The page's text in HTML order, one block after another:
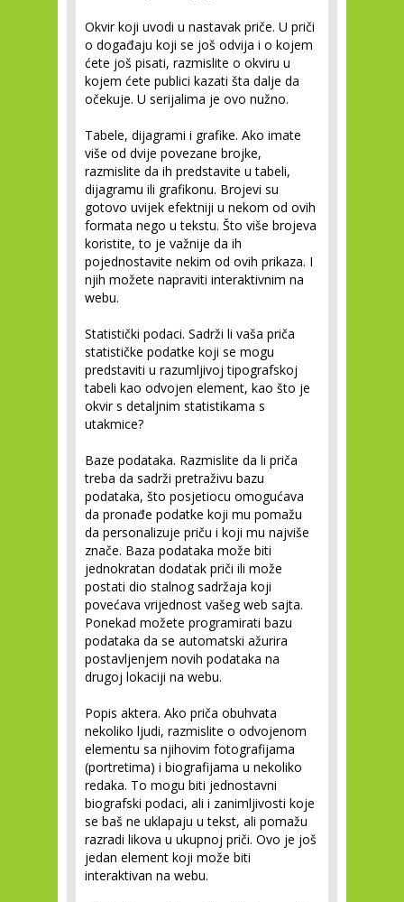
Okvir koji uvodi u nastavak priče. U priči
o događaju koji se još odvija i o kojem
ćete još pisati, razmislite o okviru u
kojem ćete publici kazati šta dalje da
očekuje. U serijalima je ovo nužno.
Tabele, dijagrami i grafike. Ako imate
više od dvije povezane brojke,
razmislite da ih predstavite u tabeli,
dijagramu ili grafikonu. Brojevi su
gotovo uvijek efektniji u nekom od ovih
formata nego u tekstu. Što više brojeva
koristite, to je važnije da ih
pojednostavite nekim od ovih prikaza. I
njih možete napraviti interaktivnim na
webu.
Statistički podaci. Sadrži li vaša priča
statističke podatke koji se mogu
predstaviti u razumljivoj tipografskoj
tabeli kao odvojen element, kao što je
okvir s detaljnim statistikama s
utakmice?
Baze podataka. Razmislite da li priča
treba da sadrži pretraživu bazu
podataka, što posjetiocu omogućava
da pronađe podatke koji mu pomažu
da personalizuje priču i koji mu najviše
znače. Baza podataka može biti
jednokratan dodatak priči ili može
postati dio stalnog sadržaja koji
povećava vrijednost vašeg web sajta.
Ponekad možete programirati bazu
podataka da se automatski ažurira
postavljenjem novih podataka na
drugoj lokaciji na webu.
Popis aktera. Ako priča obuhvata
nekoliko ljudi, razmislite o odvojenom
elementu sa njihovim fotografijama
(portretima) i biografijama u nekoliko
redaka. To mogu biti jednostavni
biografski podaci, ali i zanimljivosti koje
se baš ne uklapaju u tekst, ali pomažu
razradi likova u ukupnoj priči. Ovo je još
jedan element koji može biti
interaktivan na webu.